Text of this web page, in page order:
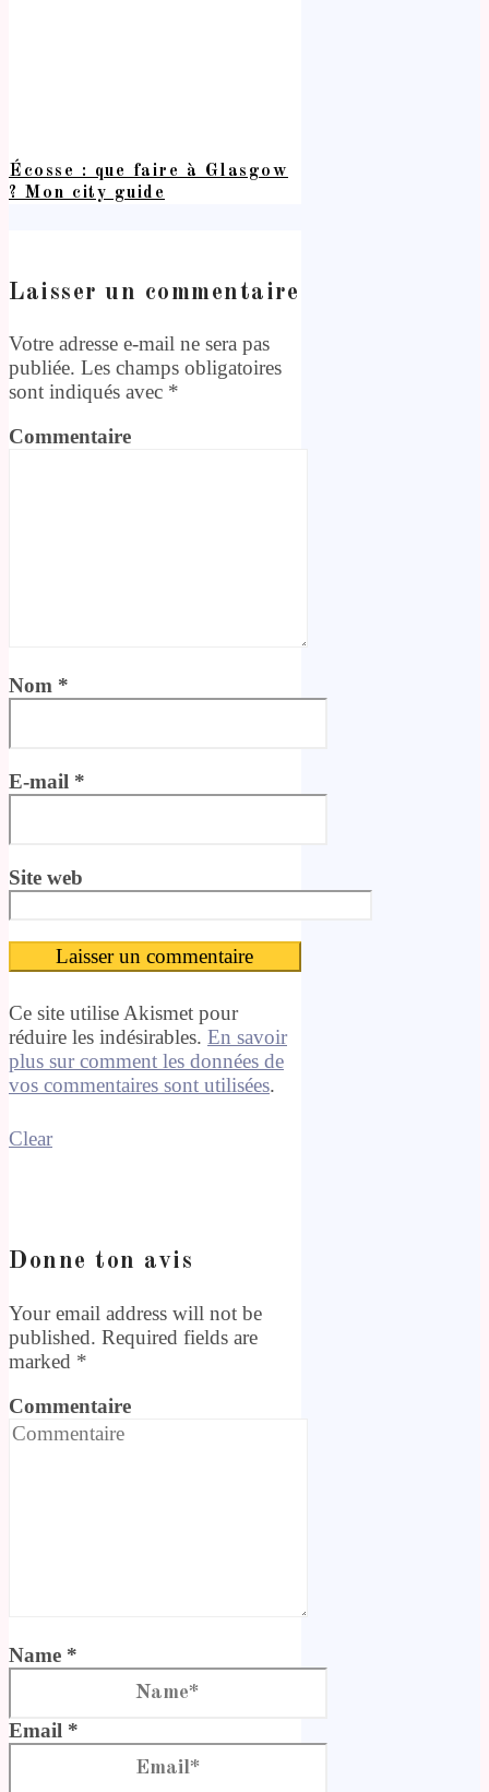
Écosse : que faire à Glasgow
? Mon city guide
Laisser un commentaire
Votre adresse e-mail ne sera pas
publiée. Les champs obligatoires
sont indiqués avec *
Commentaire
Nom *
E-mail *
Site web
Ce site utilise Akismet pour
réduire les indésirables. En savoir
plus sur comment les données de
vos commentaires sont utilisées.
Clear
Donne ton avis
Your email address will not be
published. Required fields are
marked *
Commentaire
Name *
Email *